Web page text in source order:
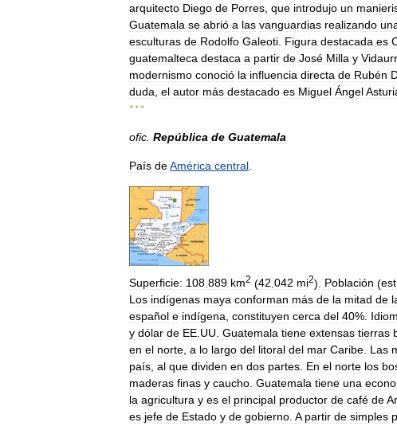
arquitecto Diego de Porres que introdujo un
Guatemala se abrió a las vanguardias realizando
esculturas de Rodolfo Galeoti Figura destacada es
guatemalteca destaca a partir de José Milla y
modernismo conoció la influencia directa de Rubén
duda el autor más destacado es Miguel Ángel
* * *
ofic República de Guatemala
País deAmérica central
Superficie: 108 889 km2 (42 042 mi2). Población (est
Los indígenas maya conforman más de la mitad de
español e indígena, constituyen cerca del 40%.
y dólar de EE.UU. Guatemala tiene extensas tierras
en el norte, a lo largo del litoral del mar Caribe. Las
país, al que dividen en dos partes. En el norte los
maderas finas y caucho. Guatemala tiene una
la agricultura y es el principal productor de café de
es jefe de Estado y de gobierno. A partir de simples